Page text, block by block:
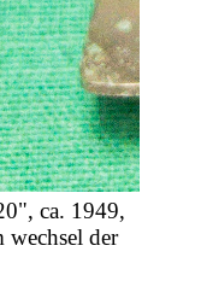
ca. 1949,
wechsel der